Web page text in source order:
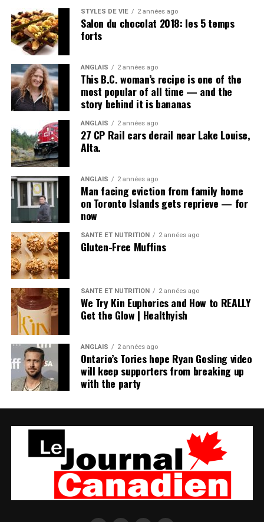
STYLES DE VIE 2 années ago
Salon du chocolat 2018: les 5 temps
forts
ANGLAIS 2 années ago
This B.C. woman’s recipe is one of the
most popular of all time — and the
story behind it is bananas
ANGLAIS 2 années ago
27 CP Rail cars derail near Lake Louise,
Alta.
ANGLAIS 2 années ago
Man facing eviction from family home
on Toronto Islands gets reprieve — for
now
SANTÉ ET NUTRITION 2 années ago
Gluten-Free Muffins
SANTÉ ET NUTRITION 2 années ago
We Try Kin Euphorics and How to REALLY
Get the Glow | Healthyish
ANGLAIS 2 années ago
Ontario’s Tories hope Ryan Gosling video
will keep supporters from breaking up
with the party